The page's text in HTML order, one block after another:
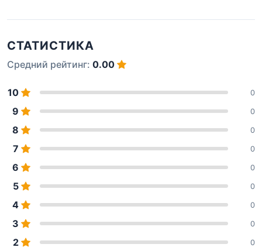
СТАТИСТИКА
Средний рейтинг: 0.00
10 0
9 0
8 0
7 0
6 0
5 0
4 0
3 0
2 0